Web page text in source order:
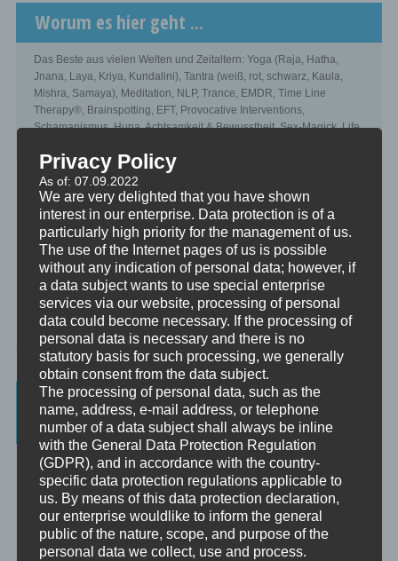
Worum es hier geht ...
Das Beste aus vielen Welten und Zeitaltern: Yoga (Raja, Hatha,
Jnana, Laya, Kriya, Kundalini), Tantra (weiß, rot, schwarz, Kaula,
Mishra, Samaya), Meditation, NLP, Trance, EMDR, Time Line
Therapy®, Brainspotting, EFT, Provocative Interventions,
Schamanismus, Huna, Achtsamkeit & Bewusstheit, Sex-Magick, Life
Beratung, Mentoring, Supervision und
Ausbildung
Beratung
Beratung ist das individuelle Aufarbeiten verschiedenster
Problemstellungen durch Interaktion zwischen einer unabhängigen
Person und einem Klienten.
Mentoring
Privacy Policy
As of: 07.09.2022
We are very delighted that you have shown
interest in our enterprise. Data protection is of a
particularly high priority for the management of us.
The use of the Internet pages of us is possible
without any indication of personal data; however, if
a data subject wants to use special enterprise
services via our website, processing of personal
data could become necessary. If the processing of
personal data is necessary and there is no
statutory basis for such processing, we generally
obtain consent from the data subject.
The processing of personal data, such as the
name, address, e-mail address, or telephone
number of a data subject shall always be inline
with the General Data Protection Regulation
(GDPR), and in accordance with the country-
specific data protection regulations applicable to
us. By means of this data protection declaration,
our enterprise wouldlike to inform the general
public of the nature, scope, and purpose of the
personal data we collect, use and process.